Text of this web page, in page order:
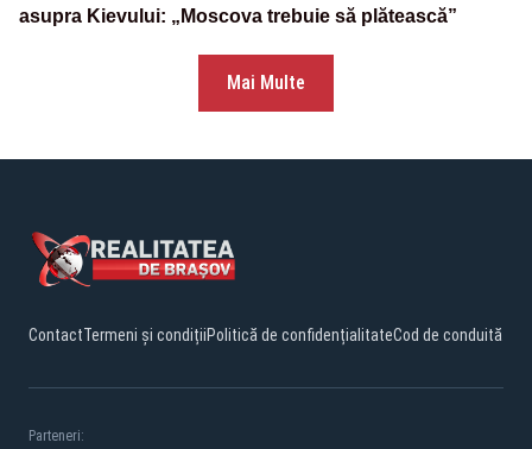
asupra Kievului: „Moscova trebuie să plătească”
Mai Multe
ContactTermeni și condițiiPolitică de confidențialitateCod de conduită
Parteneri: